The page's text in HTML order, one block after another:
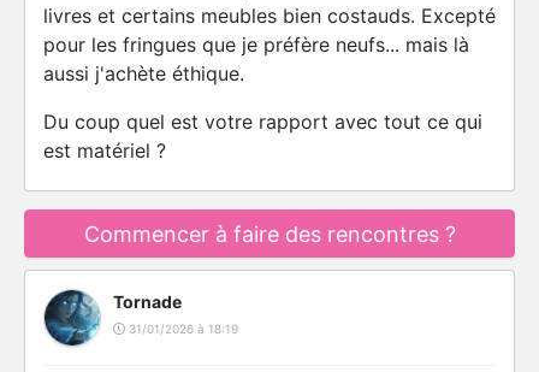
livres et certains meubles bien costauds. Excepté
pour les fringues que je préfère neufs... mais là
aussi j'achète éthique.
Du coup quel est votre rapport avec tout ce qui
est matériel ?
Commencer à faire des rencontres ?
Tornade
31/01/2026 à 18:19